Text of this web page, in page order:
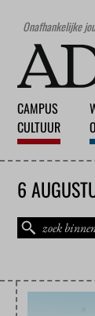
Onafhankelijke
CAMPUS
CULTUUR
6